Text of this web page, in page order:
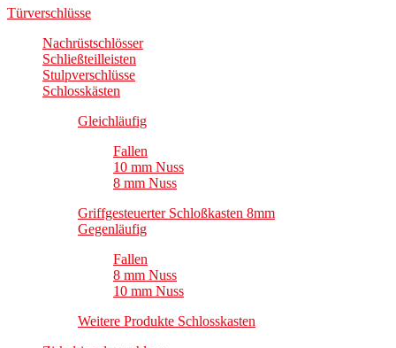
Türverschlüsse
Nachrüstschlösser
Schließteilleisten
Stulpverschlüsse
Schlosskästen
Gleichläufig
Fallen
10 mm Nuss
8 mm Nuss
Griffgesteuerter Schloßkasten 8mm
Gegenläufig
Fallen
8 mm Nuss
10 mm Nuss
Weitere Produkte Schlosskasten